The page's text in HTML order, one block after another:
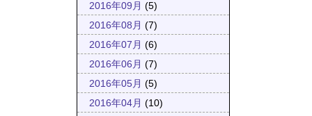
2016年09月 (5)
2016年08月 (7)
2016年07月 (6)
2016年06月 (7)
2016年05月 (5)
2016年04月 (10)